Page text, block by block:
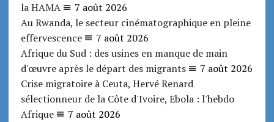
la HAMA
7 août 2026
Au Rwanda, le secteur cinématographique en pleine
effervescence
7 août 2026
Afrique du Sud : des usines en manque de main
d'œuvre après le départ des migrants
7 août 2026
Crise migratoire à Ceuta, Hervé Renard
sélectionneur de la Côte d'Ivoire, Ebola : l'hebdo
Afrique
7 août 2026